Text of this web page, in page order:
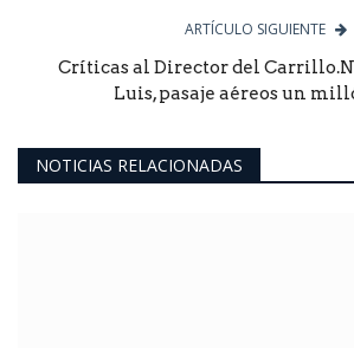
ARTÍCULO SIGUIENTE
Críticas al Director del
Luis, pasaje aéreos un
NOTICIAS RELACIONADAS